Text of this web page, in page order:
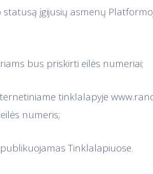
statusą įgijusių asmenų
bus priskirti eilės numeriai;
tinklalapyje
numeris;
Tinklalapiuose.